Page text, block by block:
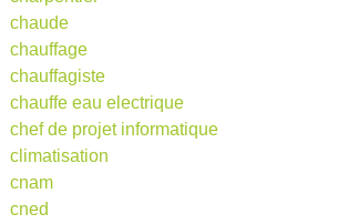
chaude
chauffage
chauffagiste
chauffe eau electrique
chef de projet informatique
climatisation
cnam
cned